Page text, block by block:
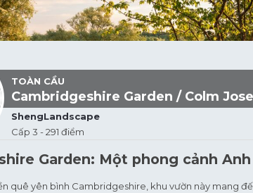
ShengLandscape
Cấp 3 - 291 điểm
TOÀN CẦU
Cambridgeshire Garden / Colm
Garden: Một phong cảnh
quê yên bình Cambridgeshire, khu vườn này mang